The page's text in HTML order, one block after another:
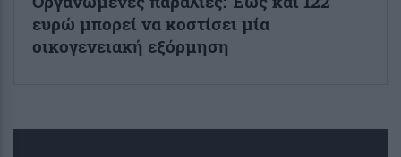
ευρώ μπορεί να κοστίσει μία
οικογενειακή εξόρμηση